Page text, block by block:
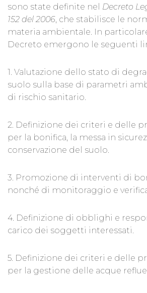
sono state definite nel Decreto
152 del 2006, che stabilisce le
materia ambientale. In
Decreto emergono le seguenti
1. Valutazione dello stato di
suolo sulla base di parametri
di rischio sanitario.
2. Definizione dei criteri e delle
per la bonifica, la messa in
conservazione del suolo.
3. Promozione di interventi di
nonché di monitoraggio e
4. Definizione di obblighi e
carico dei soggetti interessati.
5. Definizione dei criteri e delle
per la gestione delle acque